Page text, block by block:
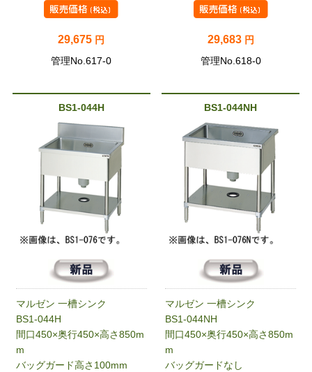
29,675 円
管理No.617-0
29,683 円
管理No.618-0
BS1-044H
マルゼン 一槽シンク
BS1-044H
間口450×奥行450×高さ850m
m
バッグガード高さ100mm
BS1-044NH
マルゼン 一槽シンク
BS1-044NH
間口450×奥行450×高さ850m
m
バッグガードなし